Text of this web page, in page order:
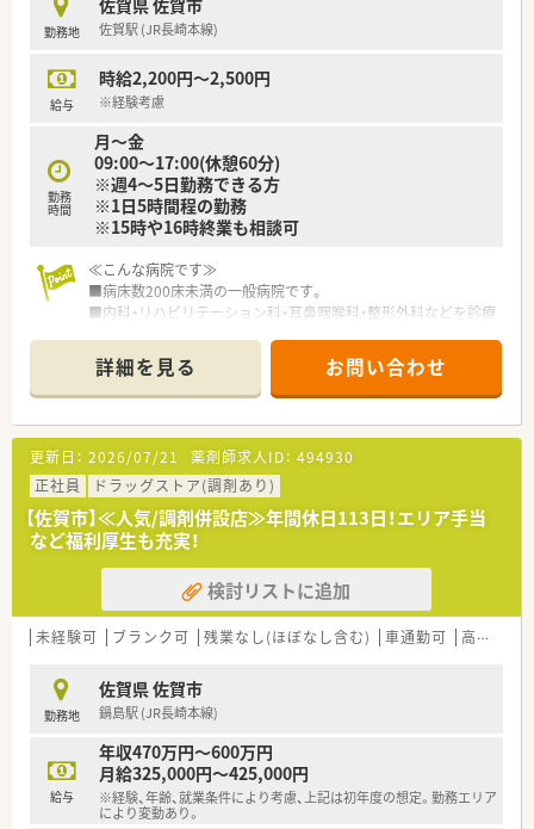
勤務地
佐賀県 佐賀市
佐賀駅 (JR長崎本線)
給与
時給2,200円～2,500円
※経験考慮
勤務
時間
月～金
09:00～17:00(休憩60分)
※週4～5日勤務できる方
※1日5時間程の勤務
※15時や16時終業も相談可
≪こんな病院です≫
■病床数200床未満の一般病院です。
■内科・リハビリテーション科・耳鼻咽喉科・整形外科などを診療
す。
■育児休暇や24時間託児所があり、子育てとの両立が可能な働
きやすい職場づくりに力を入れています。
≪業務について≫
■調剤・鑑査、注射製剤業務、病棟業務、服薬指導、入院時、持参薬
の検薬、DI業務をお願いします。
■薬剤師は常勤3名、パート1名体制です。
■電子カルテやその他の機器も導入していますので、働きやすい
職場です。
＜勤務シフト＞
■貴重な土日休みです。
■週4～5日勤務できる方歓迎です。
始業を10時することも可能です。
詳細を見る お問い合わせ
更新日： 2026/07/21 薬剤師求人ID： 494930
正社員
ドラッグストア(調剤あり)
【佐賀市】≪人気/調剤併設店≫年間休日113日！エリア手当
など福利厚生も充実！
検討リストに追加
未経験可 ブランク可 残業なし(ほぼなし含む) 車通勤可 高給与(600万円以上)
勤務地
佐賀県 佐賀市
鍋島駅 (JR長崎本線)
給与
年収470万円～600万円
月給325,000円～425,000円
※経験、年齢、就業条件により考慮、上記は初年度の想定。勤務エリア
により変動あり。